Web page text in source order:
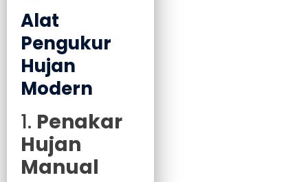
Alat
Pengukur
Hujan
Modern
1. Penakar
Hujan
Manual